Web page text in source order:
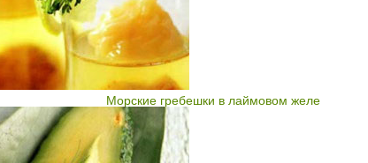
Морские гребешки в лаймовом желе